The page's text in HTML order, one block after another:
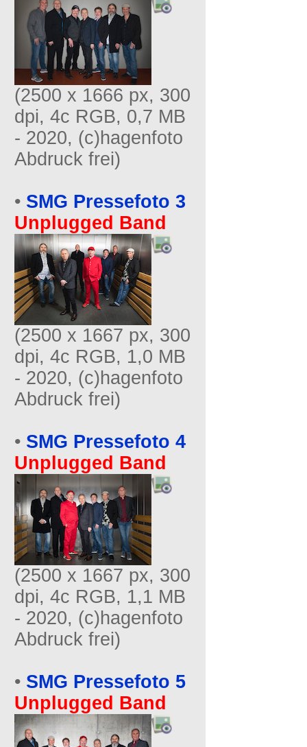
(2500 x 1666 px, 300
dpi, 4c RGB, 0,7 MB
- 2020, (c)hagenfoto
Abdruck frei)
• SMG Pressefoto 3
Unplugged Band
(2500 x 1667 px, 300
dpi, 4c RGB, 1,0 MB
- 2020, (c)hagenfoto
Abdruck frei)
• SMG Pressefoto 4
Unplugged Band
(2500 x 1667 px, 300
dpi, 4c RGB, 1,1 MB
- 2020, (c)hagenfoto
Abdruck frei)
• SMG Pressefoto 5
Unplugged Band